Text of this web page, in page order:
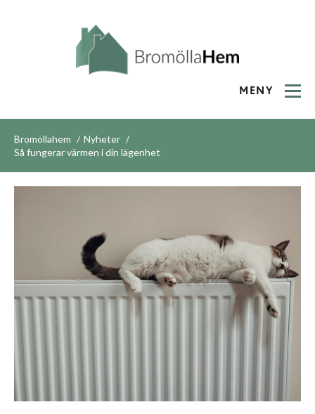
MENY
Bromöllahem
Nyheter
Så fungerar värmen i din lägenhet